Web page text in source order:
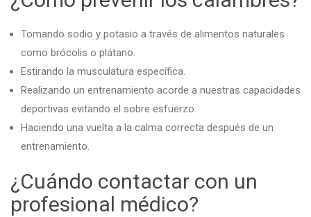
Tomando sodio y potasio a través de alimentos naturales
como brócolis o plátano.
Estirando la musculatura específica.
Realizando un entrenamiento acorde a nuestras capacidades
deportivas evitando el sobre esfuerzo.
Haciendo una vuelta a la calma correcta después de un
entrenamiento.
¿Cuándo contactar con un
profesional médico?